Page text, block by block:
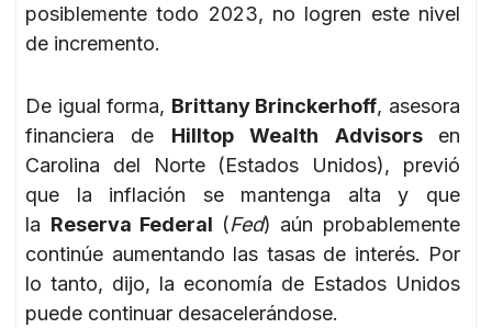
posiblemente todo 2023, no logren este nivel
de incremento.
De igual forma, Brittany Brinckerhoff, asesora
financiera de Hilltop Wealth Advisors en
Carolina del Norte (Estados Unidos), previó
que la inflación se mantenga alta y que
la Reserva Federal (Fed) aún probablemente
continúe aumentando las tasas de interés. Por
lo tanto, dijo, la economía de Estados Unidos
puede continuar desacelerándose.